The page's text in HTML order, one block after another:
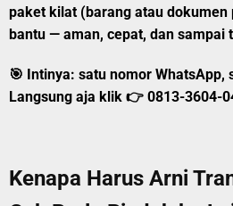
paket kilat (barang atau
bantu — aman, cepat, dan sampai
🎯 Intinya: satu nomor WhatsApp,
Langsung aja klik 👉 0813-3604-
Kenapa Harus Arni